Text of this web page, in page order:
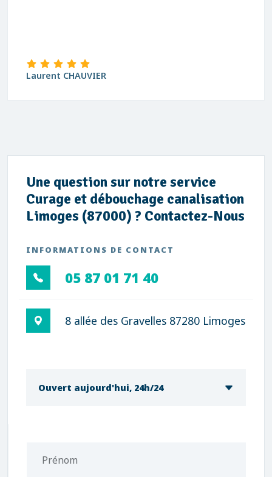
Laurent CHAUVIER
Une question sur notre service
Curage et débouchage canalisation
Limoges (87000) ? Contactez-Nous
INFORMATIONS DE CONTACT
05 87 01 71 40
8 allée des Gravelles 87280 Limoges
Ouvert aujourd'hui, 24h/24
Prénom